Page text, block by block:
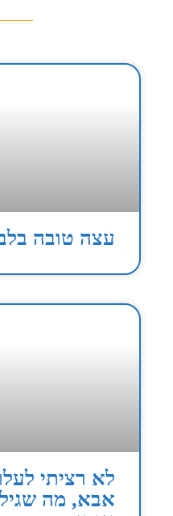
עצה טובה
לא רציתי
אבא, מה